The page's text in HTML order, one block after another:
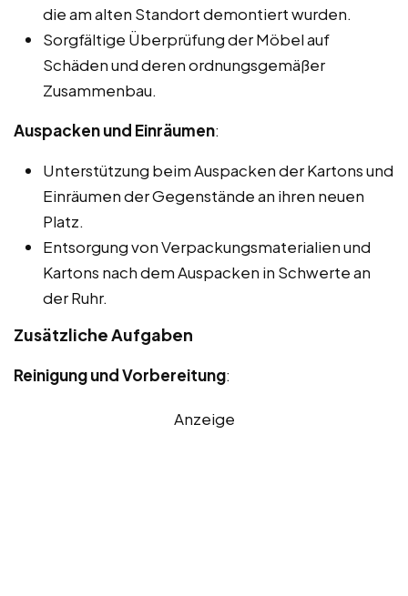
die am alten Standort demontiert wurden.
Sorgfältige Überprüfung der Möbel auf
Schäden und deren ordnungsgemäßer
Zusammenbau.
Auspacken und Einräumen:
Unterstützung beim Auspacken der Kartons und
Einräumen der Gegenstände an ihren neuen
Platz.
Entsorgung von Verpackungsmaterialien und
Kartons nach dem Auspacken in Schwerte an
der Ruhr.
Zusätzliche Aufgaben
Reinigung und Vorbereitung:
Anzeige